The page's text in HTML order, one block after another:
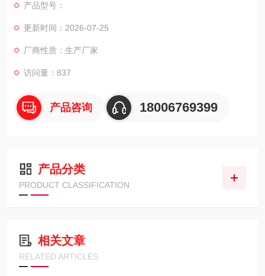
产品型号：
更新时间：2026-07-25
厂商性质：生产厂家
访问量：837
产品咨询 18006769399
产品分类
PRODUCT CLASSIFICATION
相关文章
RELATED ARTICLES